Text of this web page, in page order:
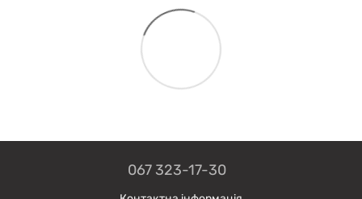
067 323-17-30